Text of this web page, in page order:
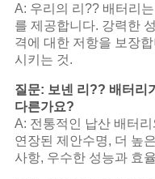
A: 우리의 리?? 배터리
를 제공합니다. 강력한
격에 대한 저항을 보장
시키는 것.
질문: 보넨 리?? 배터리
다른가요?
A: 전통적인 납산 배터
연장된 제안수명, 더 높
사항, 우수한 성능과 효